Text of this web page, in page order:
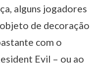
alguns jogadores
de decoração
com o
Evil – ou ao